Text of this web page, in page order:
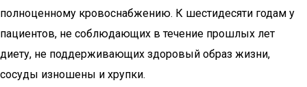
полноценному кровоснабжению. К шестидесяти годам у
пациентов, не соблюдающих в течение прошлых лет
диету, не поддерживающих здоровый образ жизни,
сосуды изношены и хрупки.